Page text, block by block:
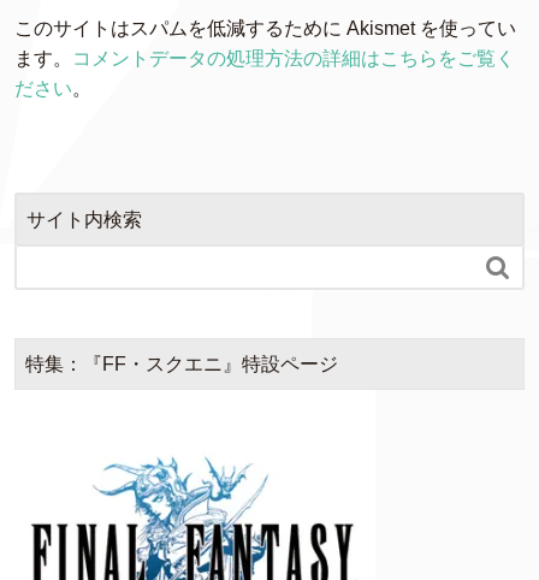
このサイトはスパムを低減するために Akismet を使ってい
ます。
コメントデータの処理方法の詳細はこちらをご覧く
ださい。
サイト内検索

特集：『FF・スクエニ』特設ページ